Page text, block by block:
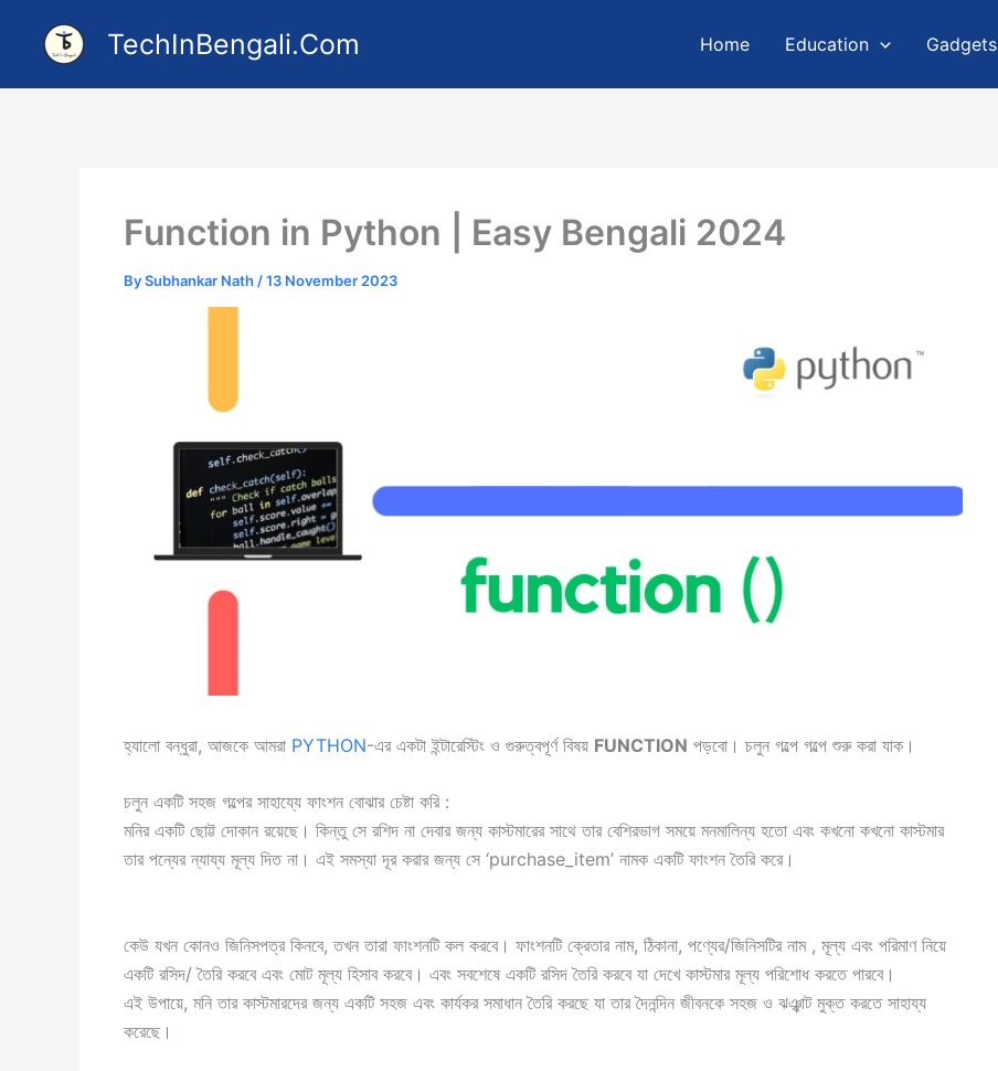
content
TechInBengali.Com Home Education Gadgets
Function in Python | Easy Bengali 2024
BySubhankar Nath /13 November 2023
হ্যালো বন্ধুরা, আজকে আমরা PYTHON-এর একটা ইন্টারেস্টিং ও গুরুত্বপূর্ণ বিষয় FUNCTION পড়বো। চলুন গল্পে গল্পে শুরু করা যাক।
চলুন একটি সহজ গল্পের সাহায্যে ফাংশন বোঝার চেষ্টা করি :
মনির একটি ছোট্ট দোকান রয়েছে। কিন্তু সে রশিদ না দেবার জন্য কাস্টমারের সাথে তার বেশিরভাগ সময়ে মনমালিন্য হতো এবং কখনো কখনো কাস্টমার
তার পন্যের ন্যায্য মূল্য দিত না। এই সমস্যা দূর করার জন্য সে ‘purchase_item’ নামক একটি ফাংশন তৈরি করে।
কেউ যখন কোনও জিনিসপত্র কিনবে, তখন তারা ফাংশনটি কল করবে। ফাংশনটি ক্রেতার নাম, ঠিকানা, পণ্যের/জিনিসটির নাম , মূল্য এবং পরিমাণ নিয়ে
একটি রসিদ/ তৈরি করবে এবং মোট মূল্য হিসাব করবে। এবং সবশেষে একটি রসিদ তৈরি করবে যা দেখে কাস্টমার মূল্য পরিশোধ করতে পারবে।
এই উপায়ে, মনি তার কাস্টমারদের জন্য একটি সহজ এবং কার্যকর সমাধান তৈরি করছে যা তার দৈনন্দিন জীবনকে সহজ ও ঝঞ্ঝাট মুক্ত করতে সাহায্য
করেছে।